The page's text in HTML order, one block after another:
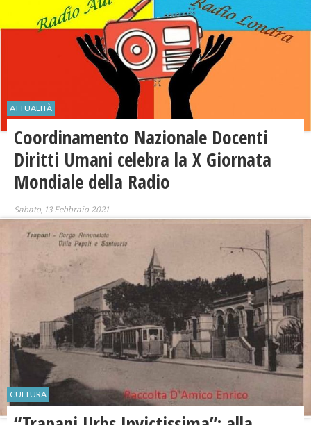
ATTUALITÀ
Coordinamento Nazionale Docenti
Diritti Umani celebra la X Giornata
Mondiale della Radio
Sabato, 13 Febbraio 2021
CULTURA